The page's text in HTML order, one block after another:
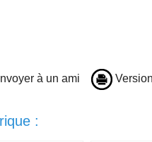
ould
à un ami
: